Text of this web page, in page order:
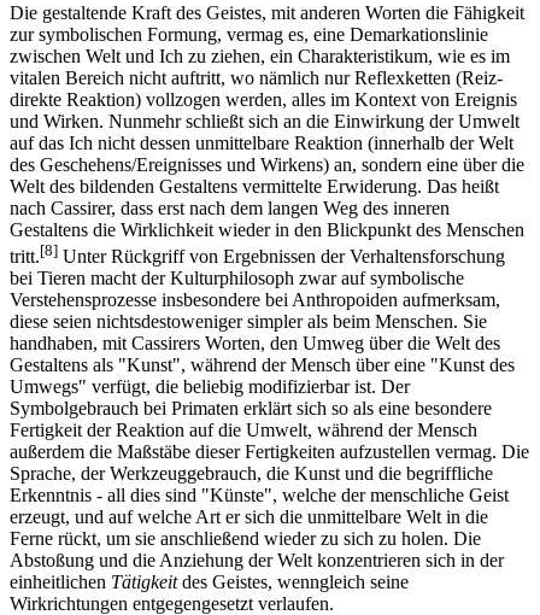
Die gestaltende Kraft des Geistes, mit anderen Worten die Fähigkeit
zur symbolischen Formung, vermag es, eine Demarkationslinie
zwischen Welt und Ich zu ziehen, ein Charakteristikum, wie es im
vitalen Bereich nicht auftritt, wo nämlich nur Reflexketten (Reiz-
direkte Reaktion) vollzogen werden, alles im Kontext von Ereignis
und Wirken. Nunmehr schließt sich an die Einwirkung der Umwelt
auf das Ich nicht dessen unmittelbare Reaktion (innerhalb der Welt
des Geschehens/Ereignisses und Wirkens) an, sondern eine über die
Welt des bildenden Gestaltens vermittelte Erwiderung. Das heißt
nach Cassirer, dass erst nach dem langen Weg des inneren
Gestaltens die Wirklichkeit wieder in den Blickpunkt des Menschen
tritt.[8] Unter Rückgriff von Ergebnissen der Verhaltensforschung
bei Tieren macht der Kulturphilosoph zwar auf symbolische
Verstehensprozesse insbesondere bei Anthropoiden aufmerksam,
diese seien nichtsdestoweniger simpler als beim Menschen. Sie
handhaben, mit Cassirers Worten, den Umweg über die Welt des
Gestaltens als "Kunst", während der Mensch über eine "Kunst des
Umwegs" verfügt, die beliebig modifizierbar ist. Der
Symbolgebrauch bei Primaten erklärt sich so als eine besondere
Fertigkeit der Reaktion auf die Umwelt, während der Mensch
außerdem die Maßstäbe dieser Fertigkeiten aufzustellen vermag. Die
Sprache, der Werkzeuggebrauch, die Kunst und die begriffliche
Erkenntnis - all dies sind "Künste", welche der menschliche Geist
erzeugt, und auf welche Art er sich die unmittelbare Welt in die
Ferne rückt, um sie anschließend wieder zu sich zu holen. Die
Abstoßung und die Anziehung der Welt konzentrieren sich in der
einheitlichen Tätigkeitdes Geistes, wenngleich seine
Wirkrichtungen entgegengesetzt verlaufen.